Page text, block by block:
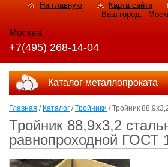
На главную Карта сайта
Ваш город:
Москва
+7(495) 268-14-04
Каталог металлопроката
Главная / Каталог /Тройники / Тройник
Тройник 88,9х3,2
равнопроходной ГОСТ